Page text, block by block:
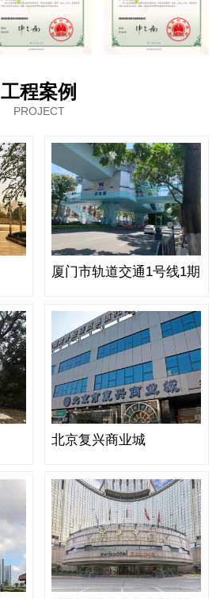
工程案例
PROJECT
厦门市轨道交通1号线1期
北京复兴商业城